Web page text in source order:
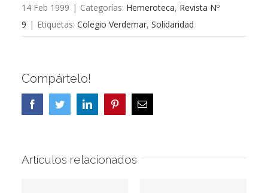
14 Feb 1999 | Categorías: Hemeroteca, Revista Nº
9 | Etiquetas: Colegio Verdemar, Solidaridad
Compártelo!
FacebookTwitterLinkedInPinterestCorreo
electrónico
Artículos relacionados